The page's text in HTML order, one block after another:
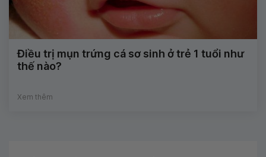
Điều trị mụn trứng cá sơ sinh ở trẻ 1 tuổi như
thế nào?
Xem thêm